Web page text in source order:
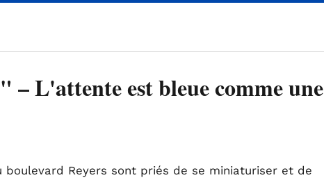
– L'attente est bleue comme une
boulevard Reyers sont priés de se miniaturiser et de